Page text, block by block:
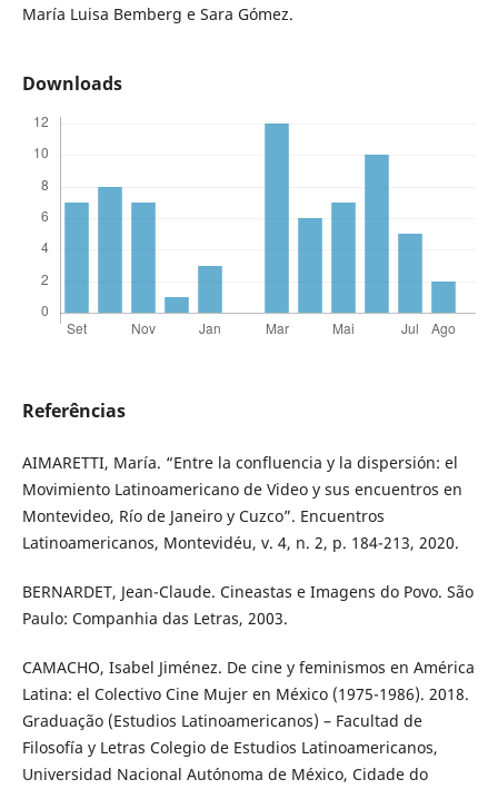
María Luisa Bemberg e Sara Gómez.
Downloads
Referências
AIMARETTI, María. “Entre la confluencia y la dispersión: el
Movimiento Latinoamericano de Video y sus encuentros en
Montevideo, Río de Janeiro y Cuzco”. Encuentros
Latinoamericanos, Montevidéu, v. 4, n. 2, p. 184-213, 2020.
BERNARDET, Jean-Claude. Cineastas e Imagens do Povo. São
Paulo: Companhia das Letras, 2003.
CAMACHO, Isabel Jiménez. De cine y feminismos en América
Latina: el Colectivo Cine Mujer en México (1975-1986). 2018.
Graduação (Estudios Latinoamericanos) – Facultad de
Filosofía y Letras Colegio de Estudios Latinoamericanos,
Universidad Nacional Autónoma de México, Cidade do